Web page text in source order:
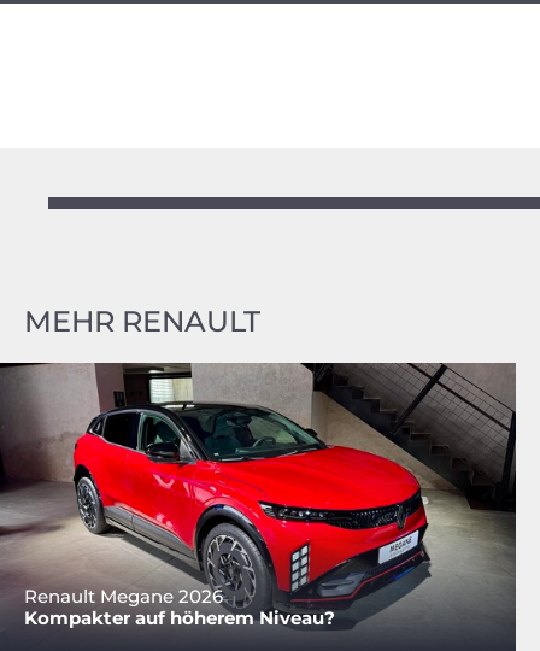
MEHR RENAULT
Renault Megane 2026
Kompakter auf höherem Niveau?